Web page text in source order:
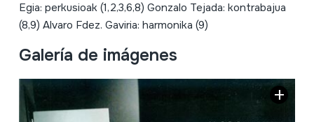
Egia: perkusioak (1,2,3,6,8) Gonzalo Tejada: kontrabajua
(8,9) Alvaro Fdez. Gaviria: harmonika (9)
Galería de imágenes